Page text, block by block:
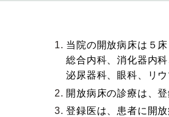
当院の開放病床は５
総合内科、消化器内
泌尿器科、眼科、リ
開放病床の診療は、
登録医は、患者に開